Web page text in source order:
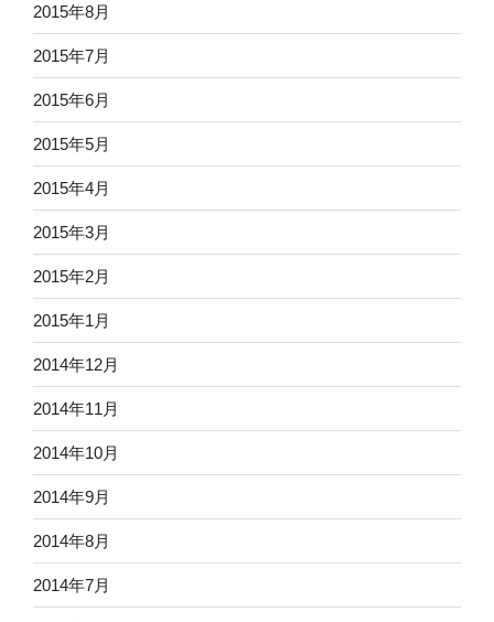
2015年8月
2015年7月
2015年6月
2015年5月
2015年4月
2015年3月
2015年2月
2015年1月
2014年12月
2014年11月
2014年10月
2014年9月
2014年8月
2014年7月